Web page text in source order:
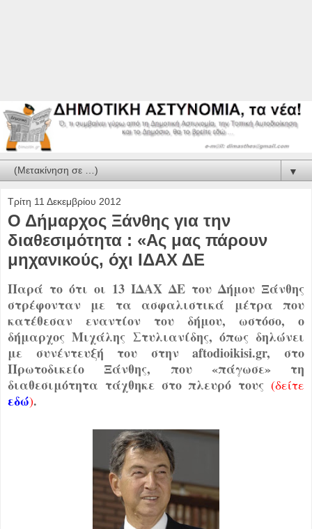
▼
Τρίτη 11 Δεκεμβρίου 2012
Ο Δήμαρχος Ξάνθης για την
διαθεσιμότητα : «Ας μας πάρουν
μηχανικούς, όχι ΙΔΑΧ ΔΕ
Παρά το ότι οι 13 ΙΔΑΧ ΔΕ του Δήμου Ξάνθης
στρέφονταν με τα ασφαλιστικά μέτρα που
κατέθεσαν εναντίον του δήμου, ωστόσο, ο
δήμαρχος Μιχάλης Στυλιανίδης, όπως δηλώνει
με συνέντευξή του στην aftodioikisi.gr, στο
Πρωτοδικείο Ξάνθης, που «πάγωσε» τη
διαθεσιμότητα τάχθηκε στο πλευρό τους (δείτε
εδώ).